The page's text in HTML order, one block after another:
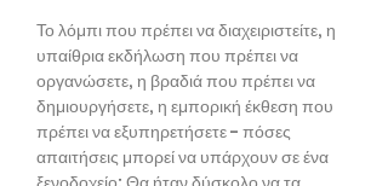
Το λόμπι που πρέπει να διαχειριστείτε, η
υπαίθρια εκδήλωση που πρέπει να
οργανώσετε, η βραδιά που πρέπει να
δημιουργήσετε, η εμπορική έκθεση που
πρέπει να εξυπηρετήσετε - πόσες
απαιτήσεις μπορεί να υπάρχουν σε ένα